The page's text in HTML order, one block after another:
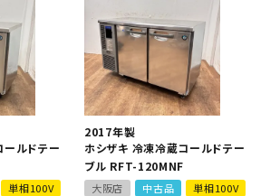
ルドテー
単相100V
2017年製
ホシザキ 冷凍冷蔵コールドテー
ブル RFT-120MNF
大阪店 中古品 単相100V